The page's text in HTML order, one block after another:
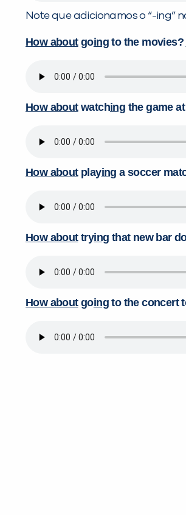
Note que adicionamos o “-ing”
How aboutgoing to the movies?
How aboutwatching the game
How aboutplaying a soccer
How abouttrying that new bar
How aboutgoing to the concert